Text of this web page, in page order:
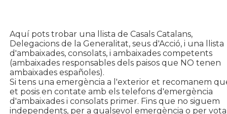
Aquí pots trobar una llista de Casals Catalans,
Delegacions de la Generalitat, seus d'Acció, i una llista
d'ambaixades, consolats, i ambaixades competents
(ambaixades responsables dels paisos que NO tenen
ambaixades españoles).
Si tens una emergència a l'exterior et recomanem
et posis en contate amb els telefons d'emergència
d'ambaixades i consolats primer. Fins que no siguem
independents, per a qualsevol emergència o per